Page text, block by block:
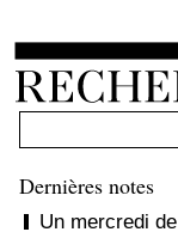
Dernières notes
Un mercredi